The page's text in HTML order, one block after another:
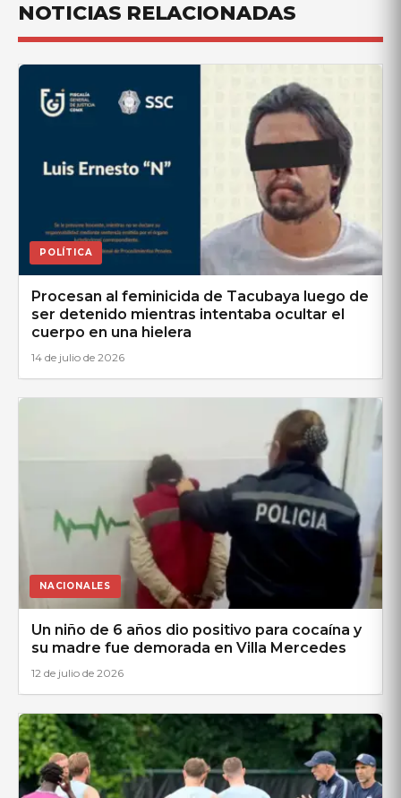
NOTICIAS RELACIONADAS
POLÍTICA
Procesan al feminicida de Tacubaya luego de
ser detenido mientras intentaba ocultar el
cuerpo en una hielera
14 de julio de 2026
NACIONALES
Un niño de 6 años dio positivo para cocaína y
su madre fue demorada en Villa Mercedes
12 de julio de 2026